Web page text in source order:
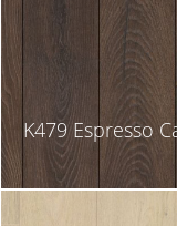
K479 Espresso